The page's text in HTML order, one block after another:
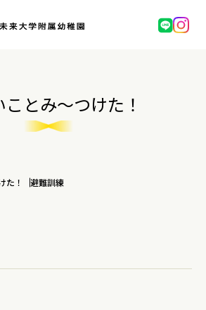
とみ～つけた！
た！ 避難訓練